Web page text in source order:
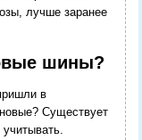
лучше заранее
шины?
в
Существует